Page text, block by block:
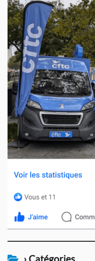
› Catégories